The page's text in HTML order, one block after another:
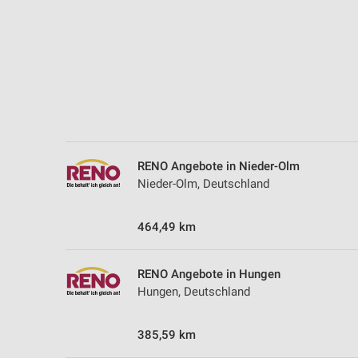
RENO Angebote in Nieder-Olm
Nieder-Olm, Deutschland
464,49 km
RENO Angebote in Hungen
Hungen, Deutschland
385,59 km